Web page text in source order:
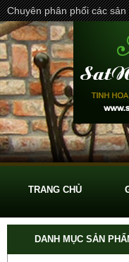
Chuyên phân phối các
TRANG CHỦ
DANH MỤC SẢN